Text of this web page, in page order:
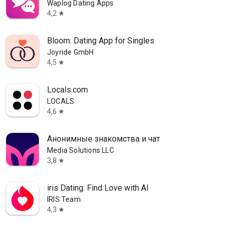
Waplog Dating Apps
4,2 star
Bloom: Dating App for Singles
Joyride GmbH
4,5 star
Locals.com
LOCALS
4,6 star
Анонимные знакомства и чат
Media Solutions LLC
3,8 star
iris Dating: Find Love with AI
IRIS Team
4,3 star